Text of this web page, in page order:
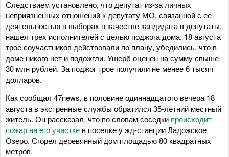
Следствием установлено, что депутат из-за личных
неприязненных отношений к депутату МО, связанной с ее
деятельностью в выборах в качестве кандидата в депутаты,
нашел трех исполнителей с целью поджога дома. 18 августа
трое соучастников действовали по плану, убедились, что в
доме никого нет и подожгли. Ущерб оценен на сумму свыше
30 млн рублей. За поджог трое получили не менее 6 тысяч
долларов.
Как сообщал 47news, в половине одиннадцатого вечера 18
августа в экстренные службы обратился 35-летний местный
житель. Он рассказал, что по словам соседки происходит
пожар на его участке в поселке у жд-станции Ладожское
Озеро. Сгорел деревянный дом площадью 80 квадратных
метров.